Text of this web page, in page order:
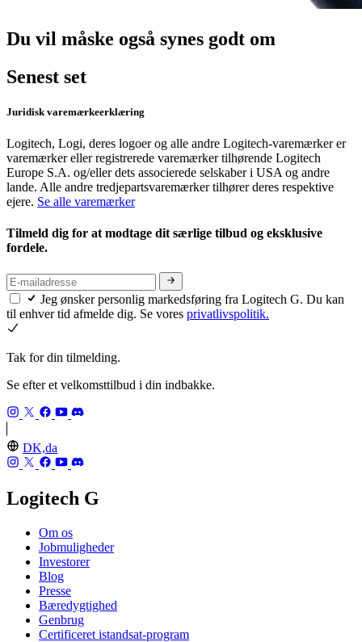
Du vil måske også synes godt om
Senest set
Juridisk varemærkeerklæring
Logitech, Logi, deres logoer og alle andre Logitech-varemærker er
varemærker eller registrerede varemærker tilhørende Logitech
Europe S.A. og/eller dets associerede selskaber i USA og andre
lande. Alle andre tredjepartsvaremærker tilhører deres respektive
ejere. Se alle varemærker
Tilmeld dig for at modtage dit særlige tilbud og eksklusive
fordele.
Jeg ønsker personlig markedsføring fra Logitech G. Du kan
til enhver tid afmelde dig. Se vores privatlivspolitik.
Tak for din tilmelding.
Se efter et velkomsttilbud i din indbakke.
DK,da
Logitech G
Om os
Jobmuligheder
Investorer
Blog
Presse
Bæredygtighed
Genbrug
Certificeret istandsat-program